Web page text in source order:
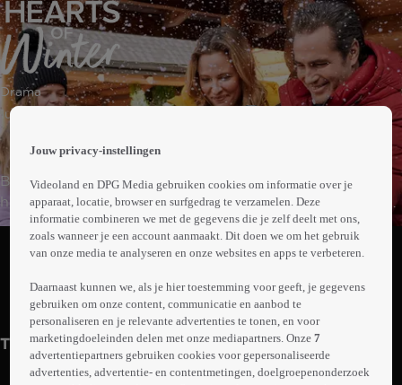
page
Drama
1uur19min
Binnenhuisarchitecte Bethany gaat aan de slag in het
huis van weduwnaar Grant en zijn 13-jarige dochter Zoe.
Hij wil eigenlijk niks veranderen, omdat hij bang is dat de
herinneringen aan zijn overleden vrouw dan verdwijnen.
Grant zijn hart voor haar open.
Abonneren op Videoland
info
Trailers
Jouw privacy-instellingen
Videoland en DPG Media gebruiken cookies om informatie over je
apparaat, locatie, browser en surfgedrag te verzamelen. Deze
informatie combineren we met de gegevens die je zelf deelt met ons,
zoals wanneer je een account aanmaakt. Dit doen we om het gebruik
van onze media te analyseren en onze websites en apps te verbeteren.
Daarnaast kunnen we, als je hier toestemming voor geeft, je gegevens
gebruiken om onze content, communicatie en aanbod te
personaliseren en je relevante advertenties te tonen, en voor
marketingdoeleinden delen met onze mediapartners. Onze7
advertentiepartners gebruiken cookies voor gepersonaliseerde
advertenties, advertentie- en contentmetingen, doelgroepenonderzoek